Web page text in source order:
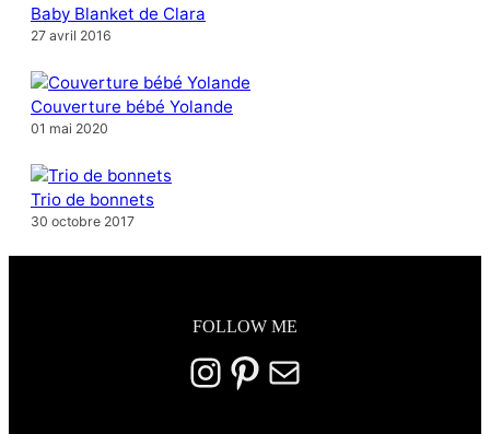
Baby Blanket de Clara
27 avril 2016
Couverture bébé Yolande
01 mai 2020
Trio de bonnets
30 octobre 2017
FOLLOW ME
Instagram Pinterest E-mail